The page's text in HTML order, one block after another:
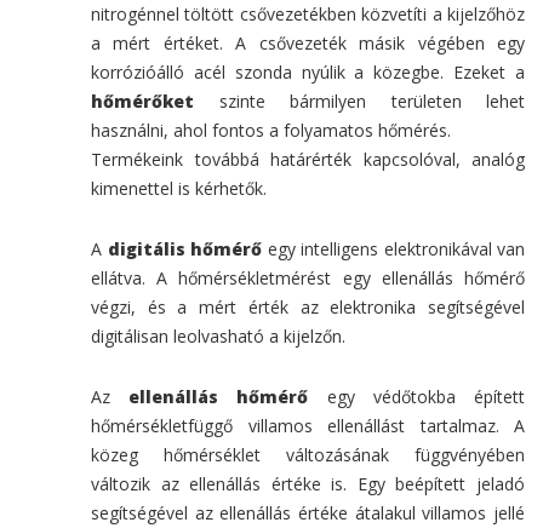
nitrogénnel töltött csővezetékben közvetíti a kijelzőhöz
a mért értéket. A csővezeték másik végében egy
korrózióálló acél szonda nyúlik a közegbe. Ezeket a
hőmérőket szinte bármilyen területen lehet
használni, ahol fontos a folyamatos hőmérés.
Termékeink továbbá határérték kapcsolóval, analóg
kimenettel is kérhetők.
A digitális hőmérő egy intelligens elektronikával van
ellátva. A hőmérsékletmérést egy ellenállás hőmérő
végzi, és a mért érték az elektronika segítségével
digitálisan leolvasható a kijelzőn.
Az ellenállás hőmérő egy védőtokba épített
hőmérsékletfüggő villamos ellenállást tartalmaz. A
közeg hőmérséklet változásának függvényében
változik az ellenállás értéke is. Egy beépített jeladó
segítségével az ellenállás értéke átalakul villamos jellé